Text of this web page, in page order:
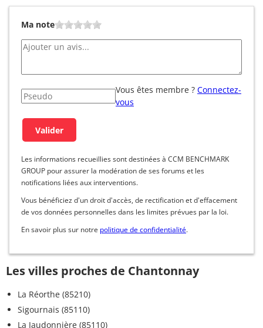
Ma note
Vous êtes membre ? Connectez-
vous
Les informations recueillies sont destinées à CCM BENCHMARK
GROUP pour assurer la modération de ses forums et les
notifications liées aux interventions.
Vous bénéficiez d'un droit d'accès, de rectification et d'effacement
de vos données personnelles dans les limites prévues par la loi.
En savoir plus sur notre politique de confidentialité.
Les villes proches de Chantonnay
La Réorthe (85210)
Sigournais (85110)
La Jaudonnière (85110)